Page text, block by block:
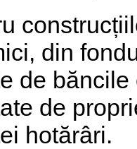
din
de
de
hotărâri.